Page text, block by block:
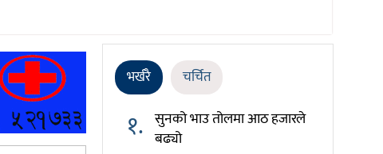
भर्खरै चर्चित
१. सुनको भाउ तोलमा आठ हजारले
बढ्यो